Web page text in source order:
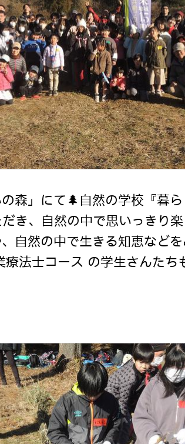
森」にて🌲自然の学校『暮
き、自然の中で思いっきり
自然の中で生きる知恵などを
療法士コース の学生さんた